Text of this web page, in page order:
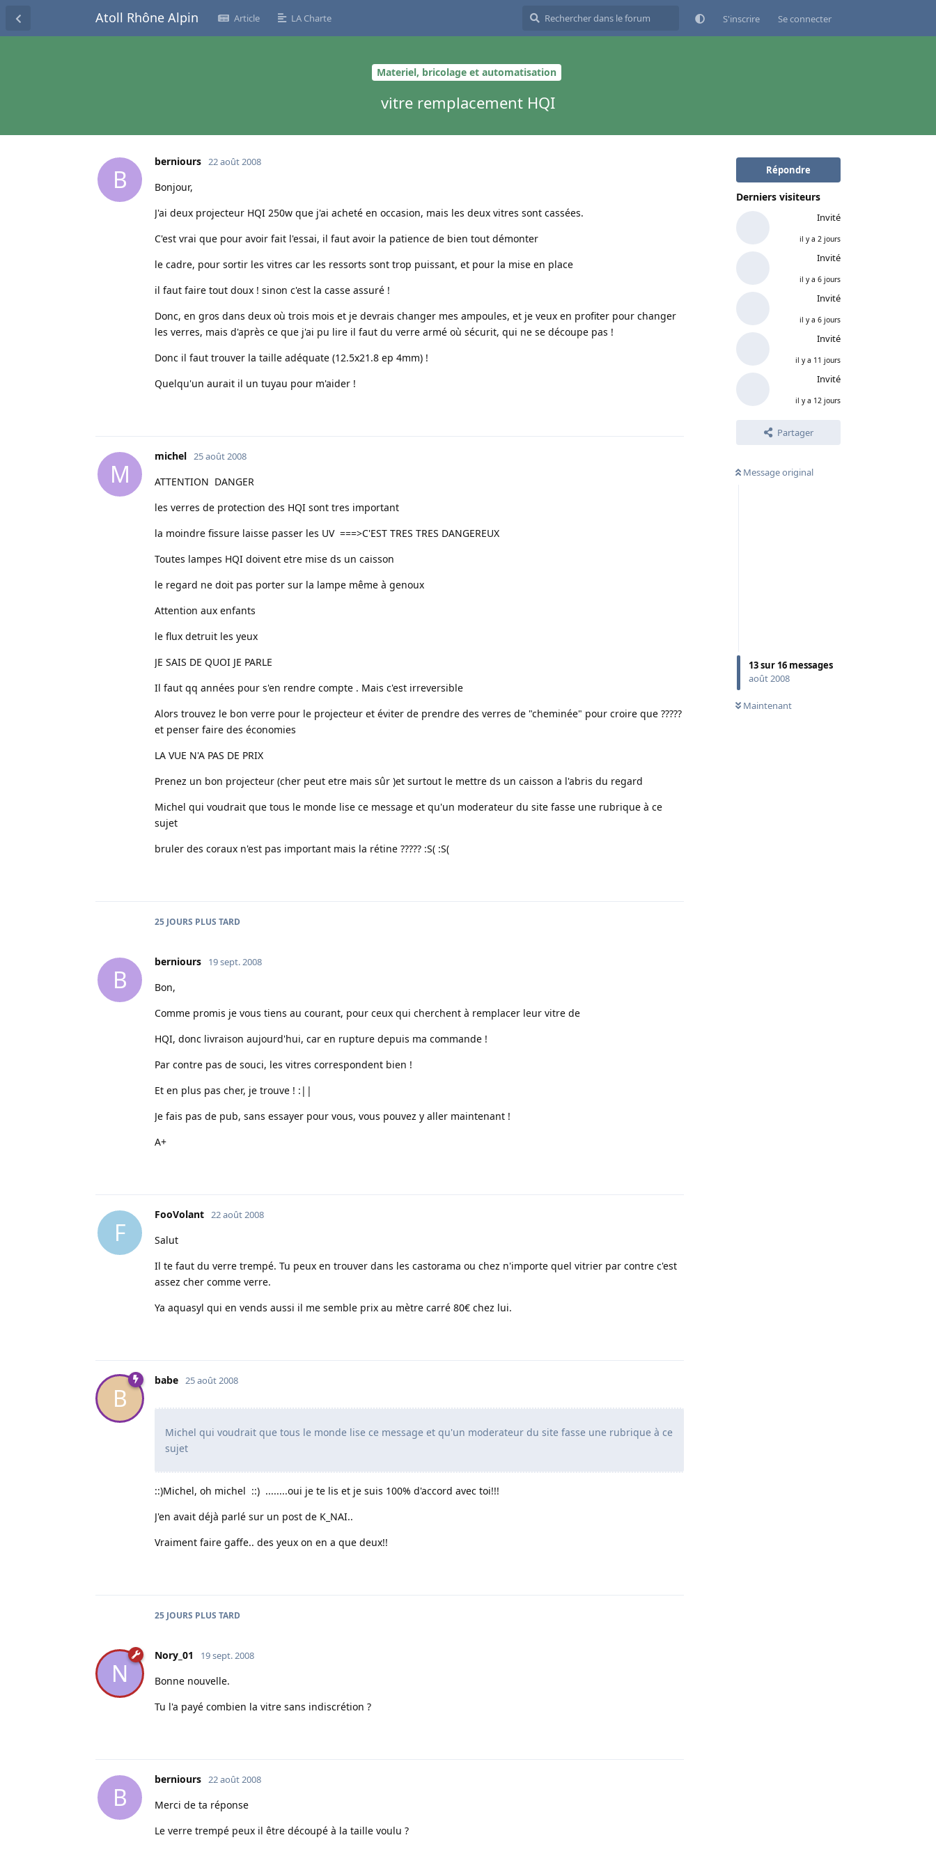
Atoll Rhône Alpin Article LA Charte S'inscrire Se connecter
Materiel, bricolage et automatisation
vitre remplacement HQI
Répondre
Derniers visiteurs
Invité
il y a 2 jours
Invité
il y a 6 jours
Invité
il y a 6 jours
Invité
il y a 11 jours
Invité
il y a 12 jours
Partager
Message original
13sur 16 messages
août 2008
Maintenant
B
berniours 22 août 2008
Bonjour,
J'ai deux projecteur HQI 250w que j'ai acheté en occasion, mais les deux vitres sont cassées.
C'est vrai que pour avoir fait l'essai, il faut avoir la patience de bien tout démonter
le cadre, pour sortir les vitres car les ressorts sont trop puissant, et pour la mise en place
il faut faire tout doux ! sinon c'est la casse assuré !
Donc, en gros dans deux où trois mois et je devrais changer mes ampoules, et je veux en profiter pour changer
les verres, mais d'après ce que j'ai pu lire il faut du verre armé où sécurit, qui ne se découpe pas !
Donc il faut trouver la taille adéquate (12.5x21.8 ep 4mm) !
Quelqu'un aurait il un tuyau pour m'aider !
M
michel 25 août 2008
ATTENTION DANGER
les verres de protection des HQI sont tres important
la moindre fissure laisse passer les UV ===>C'EST TRES TRES DANGEREUX
Toutes lampes HQI doivent etre mise ds un caisson
le regard ne doit pas porter sur la lampe même à genoux
Attention aux enfants
le flux detruit les yeux
JE SAIS DE QUOI JE PARLE
Il faut qq années pour s'en rendre compte . Mais c'est irreversible
Alors trouvez le bon verre pour le projecteur et éviter de prendre des verres de "cheminée" pour croire que ?????
et penser faire des économies
LA VUE N'A PAS DE PRIX
Prenez un bon projecteur (cher peut etre mais sûr )et surtout le mettre ds un caisson a l'abris du regard
Michel qui voudrait que tous le monde lise ce message et qu'un moderateur du site fasse une rubrique à ce
sujet
bruler des coraux n'est pas important mais la rétine ????? :S( :S(
25 JOURS PLUS TARD
B
berniours 19 sept. 2008
Bon,
Comme promis je vous tiens au courant, pour ceux qui cherchent à remplacer leur vitre de
HQI, donc livraison aujourd'hui, car en rupture depuis ma commande !
Par contre pas de souci, les vitres correspondent bien !
Et en plus pas cher, je trouve ! :||
Je fais pas de pub, sans essayer pour vous, vous pouvez y aller maintenant !
A+
F
FooVolant 22 août 2008
Salut
Il te faut du verre trempé. Tu peux en trouver dans les castorama ou chez n'importe quel vitrier par contre c'est
assez cher comme verre.
Ya aquasyl qui en vends aussi il me semble prix au mètre carré 80€ chez lui.
B
babe 25 août 2008
Michel qui voudrait que tous le monde lise ce message et qu'un moderateur du site fasse une rubrique à ce
sujet
::)Michel, oh michel ::) ........oui je te lis et je suis 100% d'accord avec toi!!!
J'en avait déjà parlé sur un post de K_NAI..
Vraiment faire gaffe.. des yeux on en a que deux!!
25 JOURS PLUS TARD
N
Nory_01 19 sept. 2008
Bonne nouvelle.
Tu l'a payé combien la vitre sans indiscrétion ?
B
berniours 22 août 2008
Merci de ta réponse
Le verre trempé peux il être découpé à la taille voulu ?